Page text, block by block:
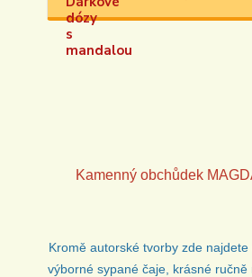
Kamenný obchůdek
Kromě autorské tvorby zde najdete
výborné sypané čaje, krásné ručně